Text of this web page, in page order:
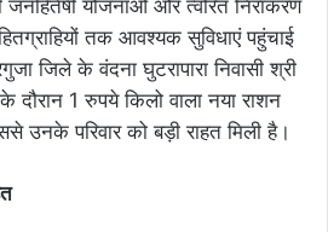
योजनाओं और त्वरित निराकरण
तक आवश्यक सुविधाएं पहुंचाई
जिले के वंदना घुटरापारा निवासी श्री
दौरान 1 रुपये किलो वाला नया राशन
उनके परिवार को बड़ी राहत मिली है।